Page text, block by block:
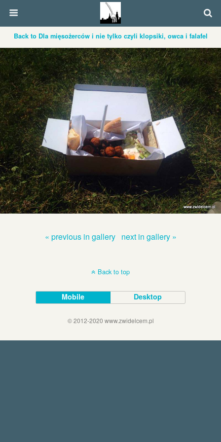
Back to Dla mięsożerców i nie tylko czyli klopsiki, owca i falafel
« previous in gallery next in gallery »
Back to top
Mobile Desktop
© 2012-2020 www.zwidelcem.pl